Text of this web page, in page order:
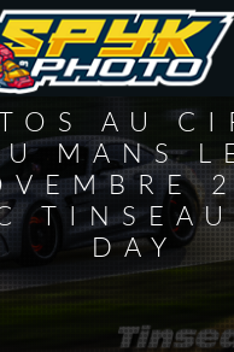
AU
MANS
DAY